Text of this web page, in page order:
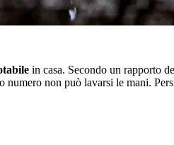
in casa. Secondo un rapporto
numero non può lavarsi le mani.